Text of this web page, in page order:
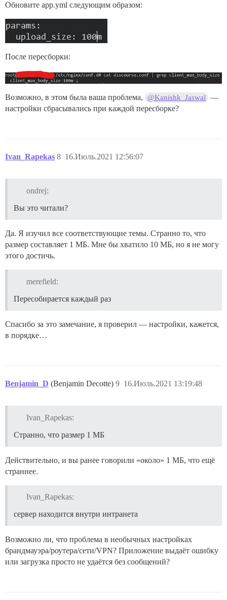
Обновите app.yml следующим образом:
После пересборки:
Возможно, в этом была ваша проблема, @Kanishk_Jaswal —
настройки сбрасывались при каждой пересборке?
Ivan_Rapekas 16.Июль.2021 12:56:07
8
ondrej:
Вы это читали?
Да. Я изучил все соответствующие темы. Странно то, что
размер составляет 1 МБ. Мне бы хватило 10 МБ, но я не могу
этого достичь.
merefield:
Пересобирается каждый раз
Спасибо за это замечание, я проверил — настройки, кажется,
в порядке…
Benjamin_D (Benjamin Decotte) 16.Июль.2021 13:19:48
9
Ivan_Rapekas:
Странно, что размер 1 МБ
Действительно, и вы ранее говорили «около» 1 МБ, что ещё
страннее.
Ivan_Rapekas:
сервер находится внутри интранета
Возможно ли, что проблема в необычных настройках
брандмауэра/роутера/сети/VPN? Приложение выдаёт ошибку
или загрузка просто не удаётся без сообщений?